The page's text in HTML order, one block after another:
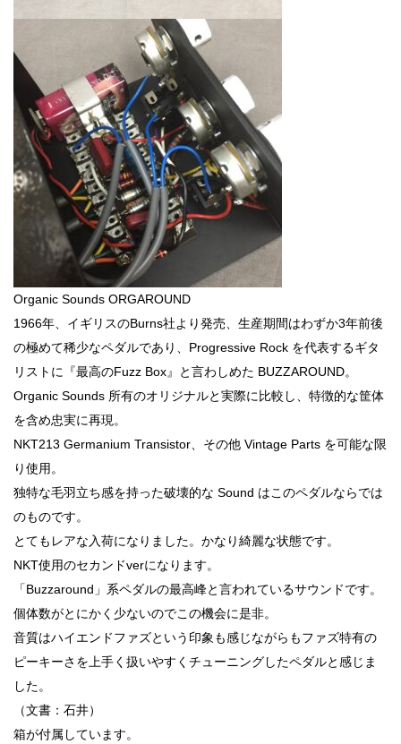
Organic Sounds ORGAROUND
1966年、イギリスのBurns社より発売、生産期間はわずか3年前後
の極めて稀少なペダルであり、Progressive Rock を代表するギタ
リストに『最高のFuzz Box』と言わしめた BUZZAROUND。
Organic Sounds 所有のオリジナルと実際に比較し、特徴的な筐体
を含め忠実に再現。
NKT213 Germanium Transistor、その他 Vintage Parts を可能な限
り使用。
独特な毛羽立ち感を持った破壊的な Sound はこのペダルならでは
のものです。
とてもレアな入荷になりました。かなり綺麗な状態です。
NKT使用のセカンドverになります。
「Buzzaround」系ペダルの最高峰と言われているサウンドです。
個体数がとにかく少ないのでこの機会に是非。
音質はハイエンドファズという印象も感じながらもファズ特有の
ピーキーさを上手く扱いやすくチューニングしたペダルと感じま
した。
（文書：石井）
箱が付属しています。